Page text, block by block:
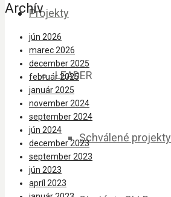
Projekty
LEADER
Schválené projekty
Archív
jún 2026
marec 2026
december 2025
február 2025
január 2025
november 2024
september 2024
jún 2024
december 2023
september 2023
jún 2023
apríl 2023